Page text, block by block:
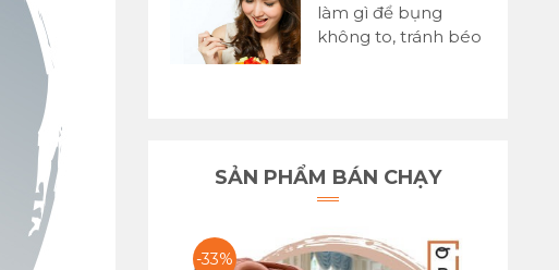
Kỹ thuật chạy tiếp
sức 4x100m trong
thi đấu
làm gì để bụng
không to, tránh béo
SẢN PHẨM BÁN CHẠY
-33%